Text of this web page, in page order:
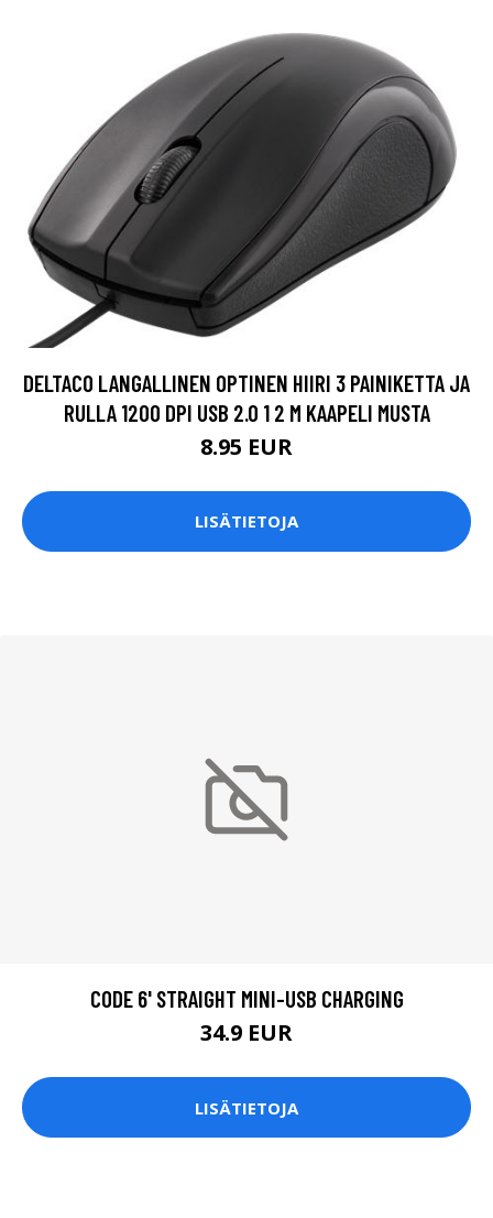
DELTACO LANGALLINEN OPTINEN HIIRI 3 PAINIKETTA JA
RULLA 1200 DPI USB 2.0 1 2 M KAAPELI MUSTA
8.95 EUR
LISÄTIETOJA
CODE 6' STRAIGHT MINI-USB CHARGING
34.9 EUR
LISÄTIETOJA